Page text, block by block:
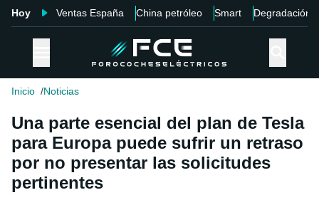
Hoy Ventas España China petróleo Smart Degradación
Inicio Noticias
Una parte esencial del plan de Tesla
para Europa puede sufrir un retraso
por no presentar las solicitudes
pertinentes